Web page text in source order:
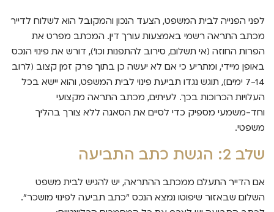
לפני הפנייה לבית המשפט, הצעד הנכון והמקובל הוא לשלוח לדייר
מכתב התראה רשמי באמצעות עורך דין. המכתב מפרט את
הפרות החוזה (אי תשלום, סירוב להתפנות וכו'), דורש את פינוי הנכס
באופן מיידי, ומתריע כי אם לא יעשה כן בתוך פרק זמן קצוב (לרוב
7-14 ימים), תוגש נגדו תביעת פינוי לבית המשפט, והוא יישא בכל
העלויות הכרוכות בכך. לעיתים, מכתב התראה מקצועי
וחד-משמעי מספיק כדי לסיים את הסאגה ללא צורך בהליך
משפטי.
שלב 2: הגשת כתב התביעה
אם הדייר התעלם ממכתב ההתראה, יש להגיש לבית משפט
השלום שבאזור שיפוטו נמצא הנכס "כתב תביעה לפינוי מושכר".